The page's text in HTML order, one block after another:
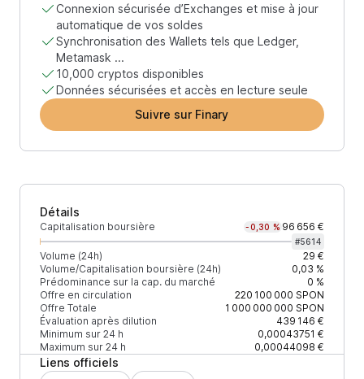
Connexion sécurisée d’Exchanges et mise à jour
automatique de vos soldes
Synchronisation des Wallets tels que Ledger,
Metamask ...
10,000 cryptos disponibles
Données sécurisées et accès en lecture seule
Suivre sur Finary
Détails
Capitalisation boursière -0,30 % 96 656 €
#5614
Volume (24h)
29 €
Volume/Capitalisation boursière (24h)
0,03 %
Prédominance sur la cap. du marché
0 %
Offre en circulation
220 100 000 SPON
Offre Totale
1 000 000 000 SPON
Évaluation après dilution
439 146 €
Minimum sur 24 h
0,00043751 €
Maximum sur 24 h
0,00044098 €
Liens officiels